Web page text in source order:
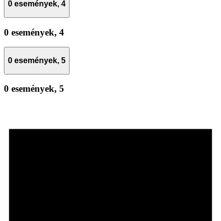
0 események, 4
0 események, 4
0 események, 5
0 események, 5